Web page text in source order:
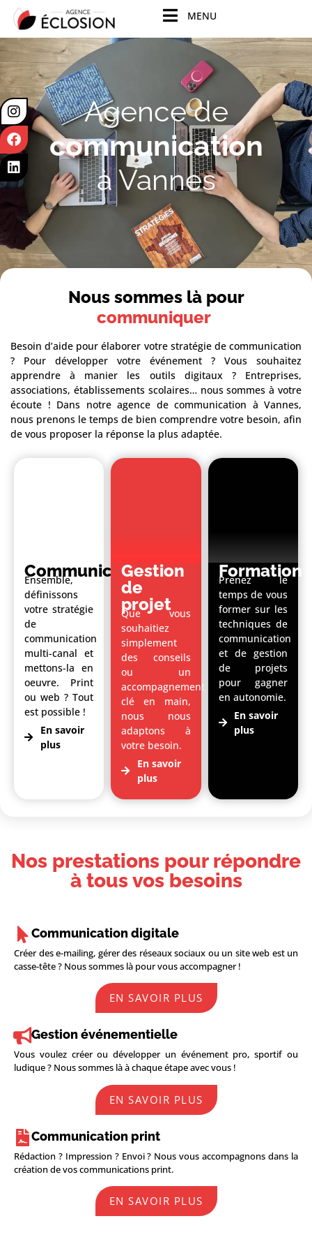
principal
MENU
Agence de
communication
à Vannes
Nous sommes là pour
communiquer
Besoin d’aide pour élaborer votre stratégie de communication
? Pour développer votre événement ? Vous souhaitez
apprendre à manier les outils digitaux ? Entreprises,
associations, établissements scolaires… nous sommes à votre
écoute ! Dans notre agence de communication à Vannes,
nous prenons le temps de bien comprendre votre besoin, afin
de vous proposer la réponse la plus adaptée.
Communication
Ensemble,
définissons
votre stratégie
de
communication
multi-canal et
mettons-la en
oeuvre. Print
ou web ? Tout
est possible !
En savoir
plus
Gestion
de
projet
Que vous
souhaitiez
simplement
des conseils
ou un
accompagnement
clé en main,
nous nous
adaptons à
votre besoin.
En savoir
plus
Formation
Prenez le
temps de vous
former sur les
techniques de
communication
et de gestion
de projets
pour gagner
en autonomie.
En savoir
plus
Nos prestations pour répondre
à tous vos besoins
Communication digitale
Créer des e-mailing, gérer des réseaux sociaux ou un site web est un
casse-tête ? Nous sommes là pour vous accompagner !
EN SAVOIR PLUS
Gestion événementielle
Vous voulez créer ou développer un événement pro, sportif ou
ludique ? Nous sommes là à chaque étape avec vous !
EN SAVOIR PLUS
Communication print
Rédaction ? Impression ? Envoi ? Nous vous accompagnons dans la
création de vos communications print.
EN SAVOIR PLUS